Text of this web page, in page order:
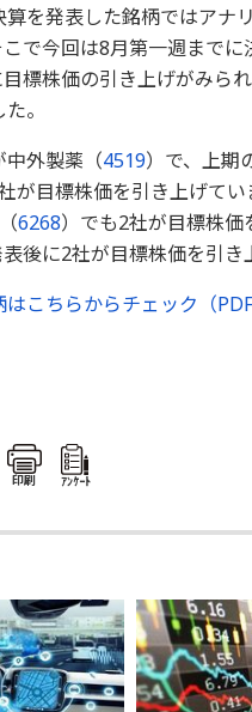
を発表した銘柄ではアナ
で今回は8月第一週までに
標株価の引き上げがみら
。
中外製薬（4519）で、上期
が目標株価を引き上げてい
6268）でも2社が目標株価
後に2社が目標株価を引き
こちらからチェック（PDF
印刷 ｱﾝｹｰﾄ